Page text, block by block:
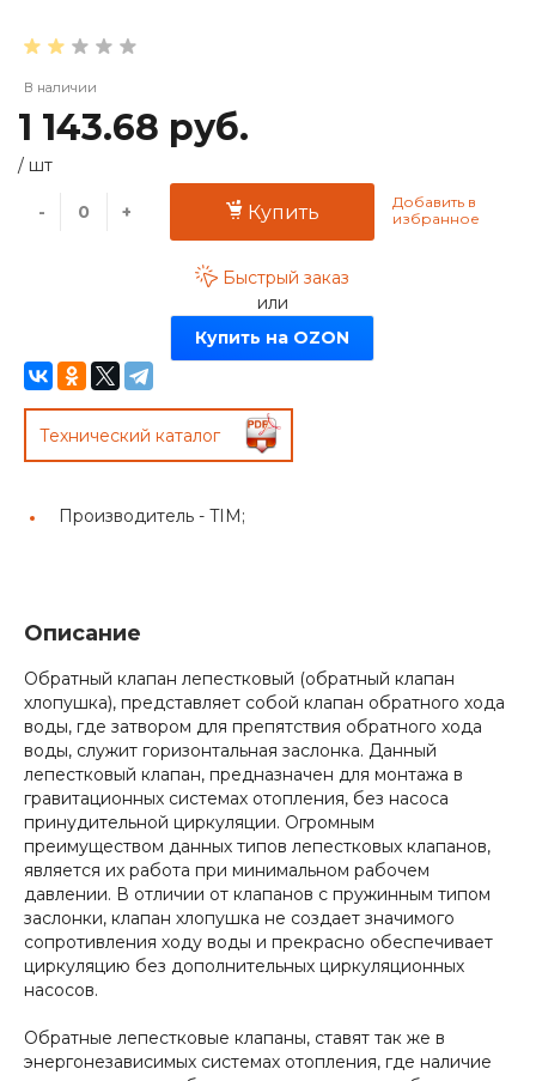
В наличии
1 143.68 руб.
/ шт
- + Купить
Быстрый заказ
или
Купить на OZON
Технический каталог
Производитель - TIM;
Описание
Обратный клапан лепестковый (обратный клапан
хлопушка), представляет собой клапан обратного хода
воды, где затвором для препятствия обратного хода
воды, служит горизонтальная заслонка. Данный
лепестковый клапан, предназначен для монтажа в
гравитационных системах отопления, без насоса
принудительной циркуляции. Огромным
преимуществом данных типов лепестковых клапанов,
является их работа при минимальном рабочем
давлении. В отличии от клапанов с пружинным типом
заслонки, клапан хлопушка не создает значимого
сопротивления ходу воды и прекрасно обеспечивает
циркуляцию без дополнительных циркуляционных
насосов.
Обратные лепестковые клапаны, ставят так же в
энергонезависимых системах отопления, где наличие